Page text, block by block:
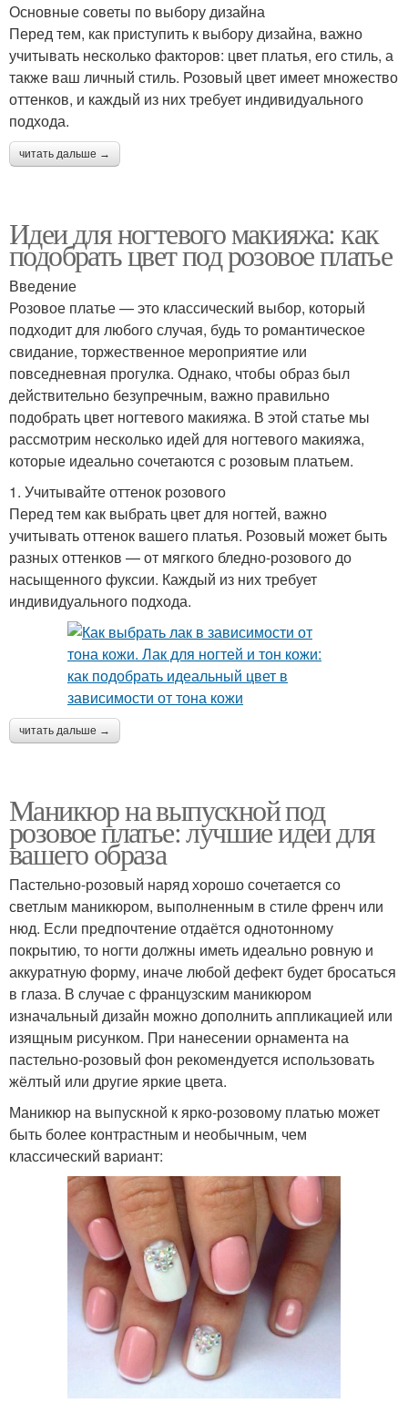
Основные советы по выбору дизайна
Перед тем, как приступить к выбору дизайна, важно
учитывать несколько факторов: цвет платья, его стиль, а
также ваш личный стиль. Розовый цвет имеет множество
оттенков, и каждый из них требует индивидуального
подхода.
читать дальше →
Идеи для ногтевого макияжа: как
подобрать цвет под розовое платье
Введение
Розовое платье — это классический выбор, который
подходит для любого случая, будь то романтическое
свидание, торжественное мероприятие или
повседневная прогулка. Однако, чтобы образ был
действительно безупречным, важно правильно
подобрать цвет ногтевого макияжа. В этой статье мы
рассмотрим несколько идей для ногтевого макияжа,
которые идеально сочетаются с розовым платьем.
1. Учитывайте оттенок розового
Перед тем как выбрать цвет для ногтей, важно
учитывать оттенок вашего платья. Розовый может быть
разных оттенков — от мягкого бледно-розового до
насыщенного фуксии. Каждый из них требует
индивидуального подхода.
читать дальше →
Маникюр на выпускной под
розовое платье: лучшие идеи для
вашего образа
Пастельно-розовый наряд хорошо сочетается со
светлым маникюром, выполненным в стиле френч или
нюд. Если предпочтение отдаётся однотонному
покрытию, то ногти должны иметь идеально ровную и
аккуратную форму, иначе любой дефект будет бросаться
в глаза. В случае с французским маникюром
изначальный дизайн можно дополнить аппликацией или
изящным рисунком. При нанесении орнамента на
пастельно-розовый фон рекомендуется использовать
жёлтый или другие яркие цвета.
Маникюр на выпускной к ярко-розовому платью может
быть более контрастным и необычным, чем
классический вариант: